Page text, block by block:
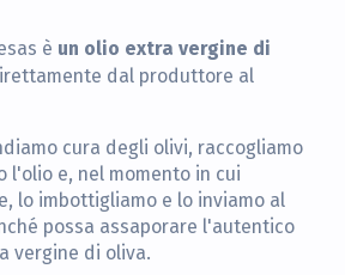
è un olio extra vergine di
dal produttore al
cura degli olivi, raccogliamo
l'olio e, nel momento in cui
lo imbottigliamo e lo inviamo al
possa assaporare l'autentico
vergine di oliva.